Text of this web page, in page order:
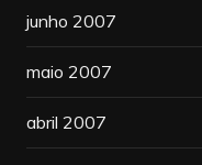
junho 2007
maio 2007
abril 2007